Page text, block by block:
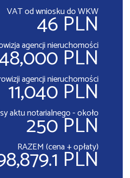
VAT od wniosku do WKW
46 PLN
agencji nieruchomości
PLN
agencji nieruchomości
11,040 PLN
aktu notarialnego - około
250 PLN
RAZEM (cena + opłaty)
PLN